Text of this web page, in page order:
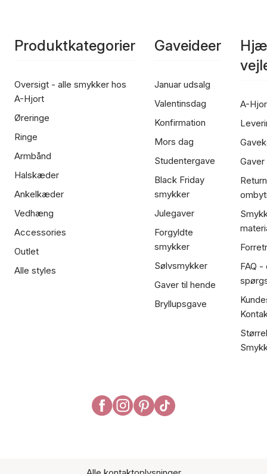
Produktkategorier
Oversigt - alle smykker hos
A-Hjort
Øreringe
Ringe
Armbånd
Halskæder
Ankelkæder
Vedhæng
Accessories
Outlet
Alle styles
Gaveideer
Januar udsalg
Valentinsdag
Konfirmation
Mors dag
Studentergave
Black Friday
smykker
Julegaver
Forgyldte
smykker
Sølvsmykker
Gaver til hende
Bryllupsgave
A-
FAQ